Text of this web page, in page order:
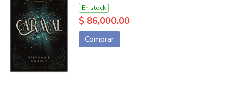
En stock
$ 86,000.00
Comprar